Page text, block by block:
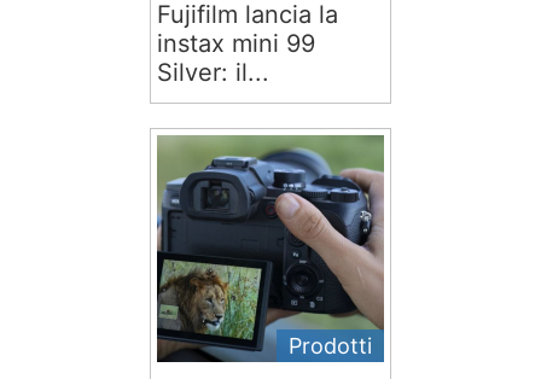
Fujifilm lancia la
instax mini 99
Silver: il...
Prodotti